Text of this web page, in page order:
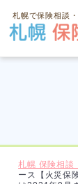
札幌で保険相談
札幌 保険相談
ース【火災保